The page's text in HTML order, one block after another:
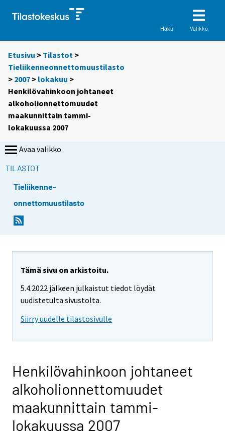
Haku Valikko
Etusivu > Tilastot >
Tieliikenneonnettomuustilasto
> 2007 > lokakuu >
Henkilövahinkoon johtaneet
alkoholionnettomuudet
maakunnittain tammi-
lokakuussa 2007
Avaa valikko
TILASTOT
Tieliikenne-
onnettomuustilasto
Tämä sivu on arkistoitu.
5.4.2022 jälkeen julkaistut tiedot löydät
uudistetulta sivustolta.
Siirry uudelle tilastosivulle
Henkilövahinkoon johtaneet
alkoholionnettomuudet
maakunnittain tammi-
lokakuussa 2007